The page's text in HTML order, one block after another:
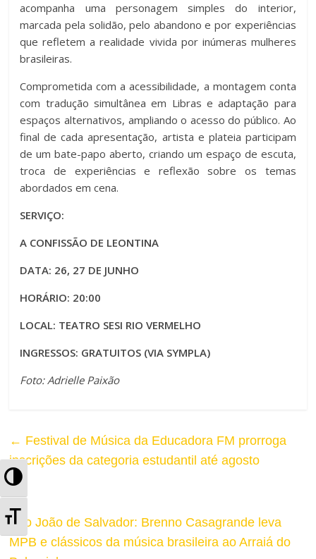
A
t
A
acompanha uma personagem simples do interior,
marcada pela solidão, pelo abandono e por experiências
que refletem a realidade vivida por inúmeras mulheres
brasileiras.
Comprometida com a acessibilidade, a montagem conta
com tradução simultânea em Libras e adaptação para
espaços alternativos, ampliando o acesso do público. Ao
final de cada apresentação, artista e plateia participam
de um bate-papo aberto, criando um espaço de escuta,
troca de experiências e reflexão sobre os temas
abordados em cena.
SERVIÇO:
A CONFISSÃO DE LEONTINA
DATA: 26, 27 DE JUNHO
HORÁRIO: 20:00
LOCAL: TEATRO SESI RIO VERMELHO
INGRESSOS: GRATUITOS (VIA SYMPLA)
Foto: Adrielle Paixão
← Festival de Música da Educadora FM prorroga
inscrições da categoria estudantil até agosto
São João de Salvador: Brenno Casagrande leva
MPB e clássicos da música brasileira ao Arraiá do